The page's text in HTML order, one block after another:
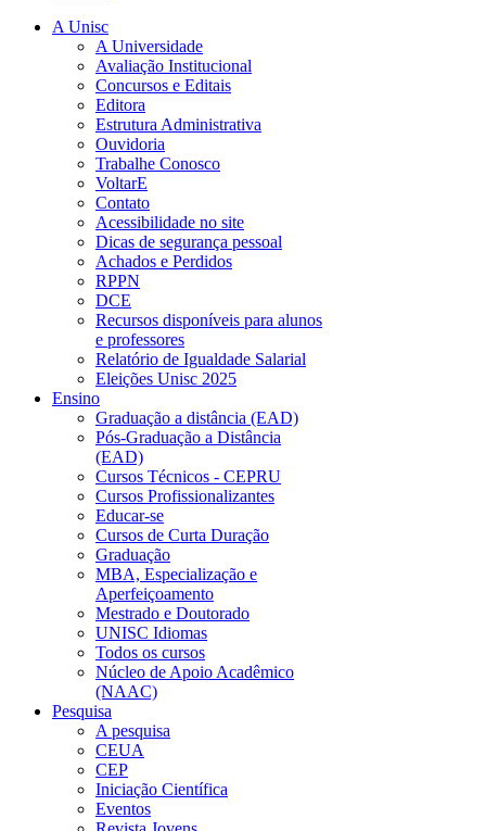
A Unisc
A Universidade
Avaliação Institucional
Concursos e Editais
Editora
Estrutura Administrativa
Ouvidoria
Trabalhe Conosco
VoltarE
Contato
Acessibilidade no site
Dicas de segurança pessoal
Achados e Perdidos
RPPN
DCE
Recursos disponíveis para alunos
e professores
Relatório de Igualdade Salarial
Eleições Unisc 2025
Ensino
Graduação a distância (EAD)
Pós-Graduação a Distância
(EAD)
Cursos Técnicos - CEPRU
Cursos Profissionalizantes
Educar-se
Cursos de Curta Duração
Graduação
MBA, Especialização e
Aperfeiçoamento
Mestrado e Doutorado
UNISC Idiomas
Todos os cursos
Núcleo de Apoio Acadêmico
(NAAC)
Pesquisa
A pesquisa
CEUA
CEP
Iniciação Científica
Eventos